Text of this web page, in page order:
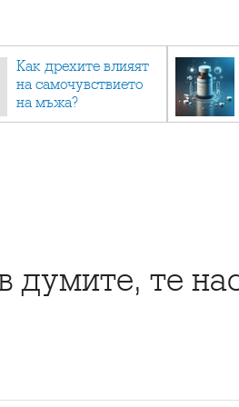
Как дрехите влияят
на самочувствието
на мъжа?
думите, те